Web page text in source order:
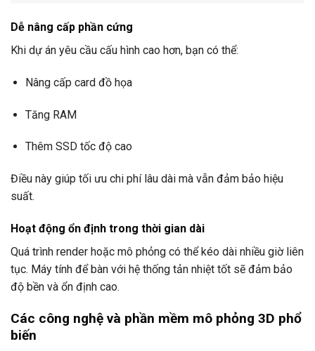
Dễ nâng cấp phần cứng
Khi dự án yêu cầu cấu hình cao hơn, bạn có thể:
Nâng cấp card đồ họa
Tăng RAM
Thêm SSD tốc độ cao
Điều này giúp tối ưu chi phí lâu dài mà vẫn đảm bảo hiệu
suất.
Hoạt động ổn định trong thời gian dài
Quá trình render hoặc mô phỏng có thể kéo dài nhiều giờ liên
tục. Máy tính để bàn với hệ thống tản nhiệt tốt sẽ đảm bảo
độ bền và ổn định cao.
Các công nghệ và phần mềm mô phỏng 3D phổ
biến